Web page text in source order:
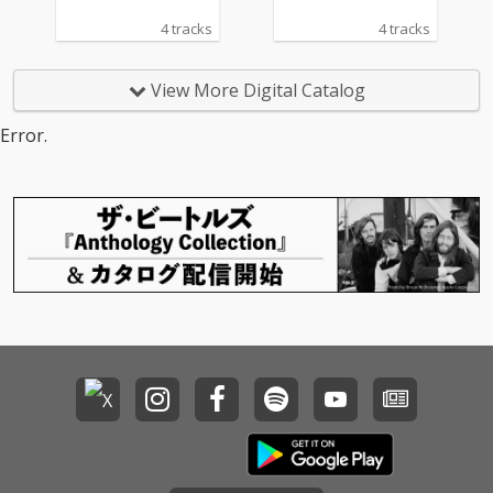
4 tracks 4 tracks
View More Digital Catalog
Error.